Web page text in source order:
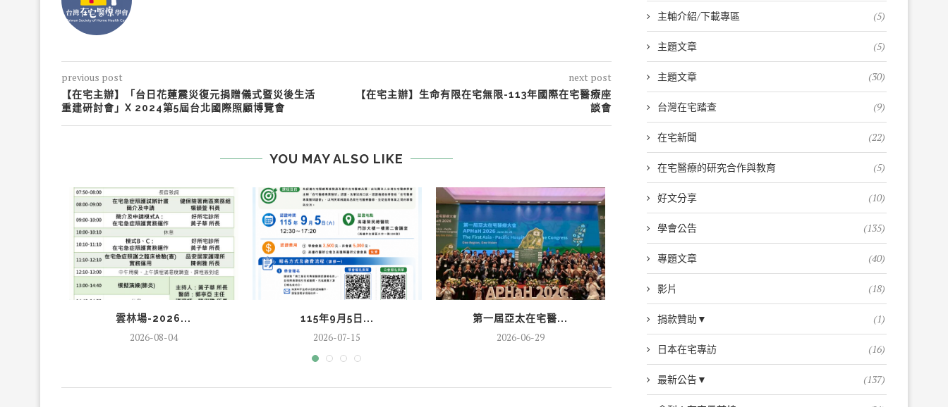
previous post
【在宅主辦】「台日花蓮震災復元捐贈儀式暨災後生活
重建研討會」X 2024第5屆台北國際照顧博覽會
next post
【在宅主辦】生命有限在宅無限-113年國際在宅醫療座
談會
YOU MAY ALSO LIKE
雲林場-2026...
2026-08-04
115年9月5日...
2026-07-15
第一屆亞太在宅醫...
2026-06-29
【會刊第22期】...
2026-06-01
【跨國合作再啟新...
2026-04-27
主軸介紹/下載專區 (5)
主題文章 (5)
主題文章 (30)
台灣在宅踏查 (9)
在宅新聞 (22)
在宅醫療的研究合作與教育 (5)
好文分享 (10)
學會公告 (135)
專題文章 (40)
影片 (18)
捐款贊助▼ (1)
日本在宅專訪 (16)
最新公告▼ (137)